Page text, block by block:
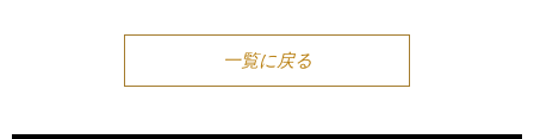
一覧に戻る